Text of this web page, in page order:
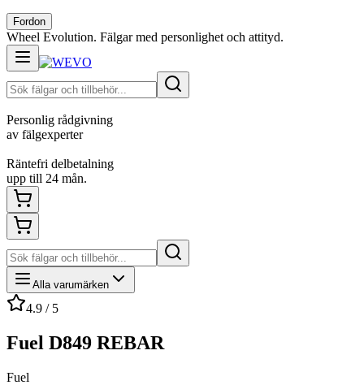
Fordon
Wheel Evolution. Fälgar med personlighet och attityd.
Personlig rådgivning
av fälgexperter
Räntefri delbetalning
upp till 24 mån.
Alla varumärken
4.9 / 5
Fuel D849 REBAR
Fuel